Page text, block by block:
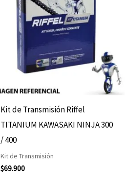
Kit de Transmisión Riffel
TITANIUM KAWASAKI NINJA 300
/ 400
Kit de Transmisión
$69.900